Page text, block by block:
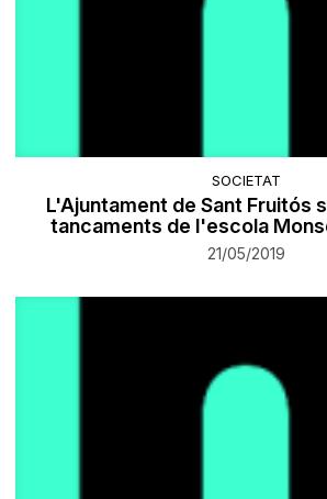
SOCIETAT
L'Ajuntament de Sant Fruitós
tancaments de l'escola
21/05/2019